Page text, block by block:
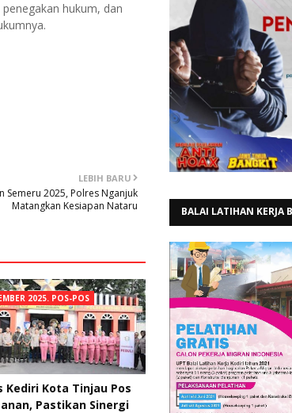
hukum, dan
LEBIH BARU
Semeru 2025, Polres Nganjuk
Matangkan Kesiapan Nataru
2025. POS-POS
Kediri Kota Tinjau Pos
Pastikan Sinergi
BALAI LATIHAN KERJA